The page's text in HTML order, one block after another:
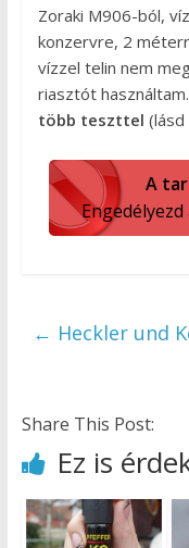
Zoraki M906-ból,
konzervre, 2
vízzel telin nem
riasztót használtam.
több teszttel
A
← Heckler und
Share This Post:
Ez is